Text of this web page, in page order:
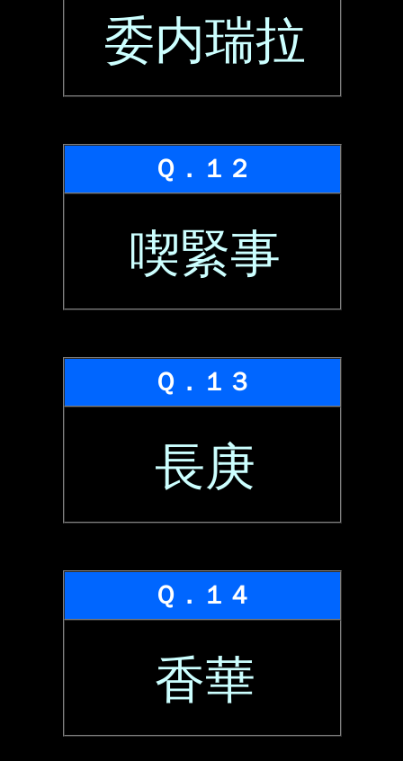
委内瑞拉
Ｑ．１２
喫緊事
Ｑ．１３
長庚
Ｑ．１４
香華